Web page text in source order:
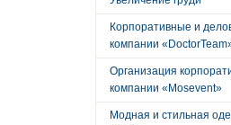
Корпоративные и
компании
Организация
компании «Mosevent»
Модная и стильная